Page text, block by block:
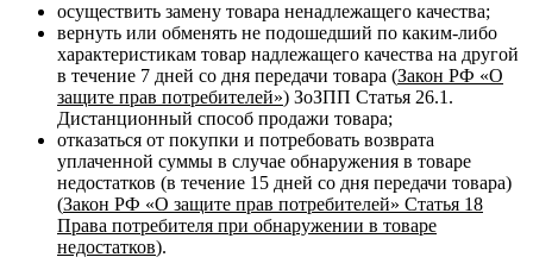
осуществить замену товара ненадлежащего качества;
вернуть или обменять не подошедший по каким-либо
характеристикам товар надлежащего качества на другой
в течение 7 дней со дня передачи товара (Закон РФ «О
защите прав потребителей») ЗоЗПП Статья 26.1.
Дистанционный способ продажи товара;
отказаться от покупки и потребовать возврата
уплаченной суммы в случае обнаружения в товаре
недостатков (в течение 15 дней со дня передачи товара)
(Закон РФ «О защите прав потребителей» Статья 18
Права потребителя при обнаружении в товаре
недостатков).